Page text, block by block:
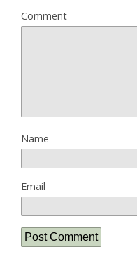
Comment
Name
Email